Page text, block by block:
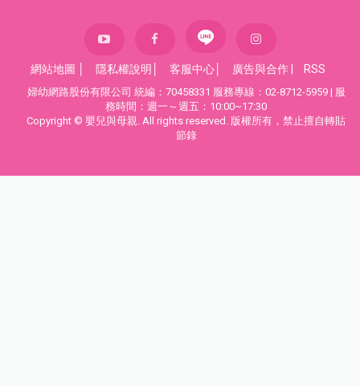
網站地圖 隱私權說明 客服中心 廣告與合作 RSS
婦幼網路股份有限公司 統編：70458331 服務專線：02-8712-5959 | 服
務時間：週一～週五：10:00~17:30
Copyright © 嬰兒與母親. All rights reserved. 版權所有，禁止擅自轉貼
節錄